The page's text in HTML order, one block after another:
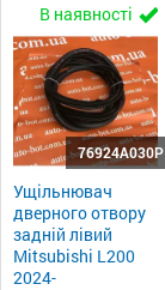
В наявності
76924A030P
Ущільнювач
дверного отвору
задній лівий
Mitsubishi L200
2024-